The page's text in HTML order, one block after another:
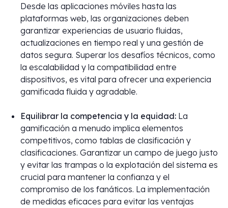
Desde las aplicaciones móviles hasta las
plataformas web, las organizaciones deben
garantizar experiencias de usuario fluidas,
actualizaciones en tiempo real y una gestión de
datos segura. Superar los desafíos técnicos, como
la escalabilidad y la compatibilidad entre
dispositivos, es vital para ofrecer una experiencia
gamificada fluida y agradable.
Equilibrar la competencia y la equidad: La
gamificación a menudo implica elementos
competitivos, como tablas de clasificación y
clasificaciones. Garantizar un campo de juego justo
y evitar las trampas o la explotación del sistema es
crucial para mantener la confianza y el
compromiso de los fanáticos. La implementación
de medidas eficaces para evitar las ventajas